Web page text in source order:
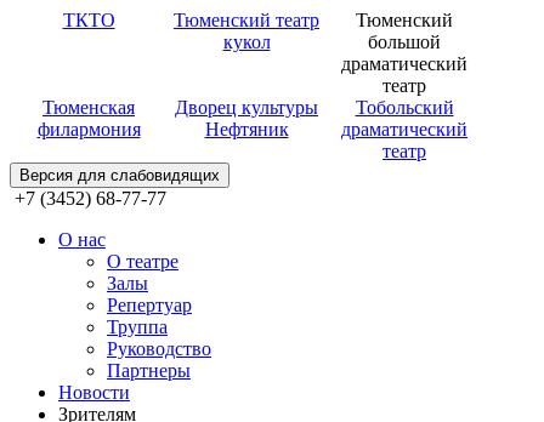
ТКТО
Тюменский театр
кукол
Тюменский
большой
драматический
театр
Тюменская
филармония
Дворец культуры
Нефтяник
Тобольский
драматический
театр
Версия для слабовидящих
+7 (3452) 68-77-77
О нас
О театре
Залы
Репертуар
Труппа
Руководство
Партнеры
Новости
Зрителям